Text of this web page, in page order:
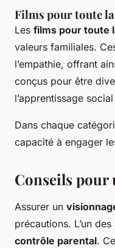
Films pour toute
Les films pour toute
valeurs familiales.
l’empathie, offrant
conçus pour être
l’apprentissage
Dans chaque
capacité à engager
Conseils pour
Assurer un
précautions. L’un
contrôle parental.